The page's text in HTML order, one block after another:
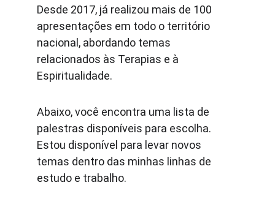
Desde 2017, já realizou mais de 100
apresentações em todo o território
nacional, abordando temas
relacionados às Terapias e à
Espiritualidade.
Abaixo, você encontra uma lista de
palestras disponíveis para escolha.
Estou disponível para levar novos
temas dentro das minhas linhas de
estudo e trabalho.